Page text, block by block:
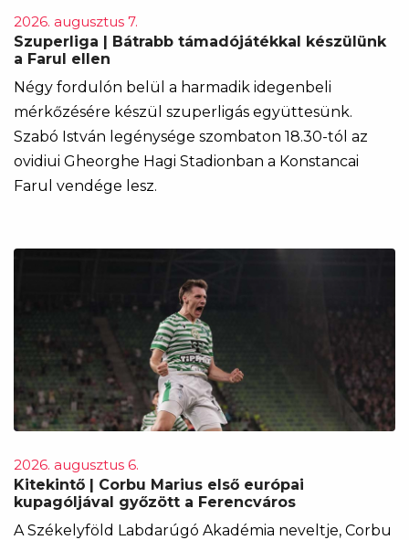
2026. augusztus 7.
Szuperliga | Bátrabb támadójátékkal készülünk
a Farul ellen
Négy fordulón belül a harmadik idegenbeli
mérkőzésére készül szuperligás együttesünk.
Szabó István legénysége szombaton 18.30-tól az
ovidiui Gheorghe Hagi Stadionban a Konstancai
Farul vendége lesz.
2026. augusztus 6.
Kitekintő | Corbu Marius első európai
kupagóljával győzött a Ferencváros
A Székelyföld Labdarúgó Akadémia neveltje, Corbu